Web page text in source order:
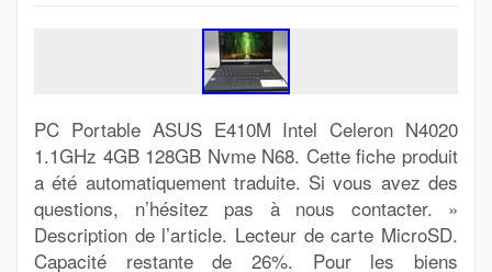
PC Portable ASUS E410M Intel Celeron N4020
1.1GHz 4GB 128GB Nvme N68. Cette fiche produit
a été automatiquement traduite. Si vous avez des
questions, n’hésitez pas à nous contacter. »
Description de l’article. Lecteur de carte MicroSD.
Capacité restante de 26%. Pour les biens